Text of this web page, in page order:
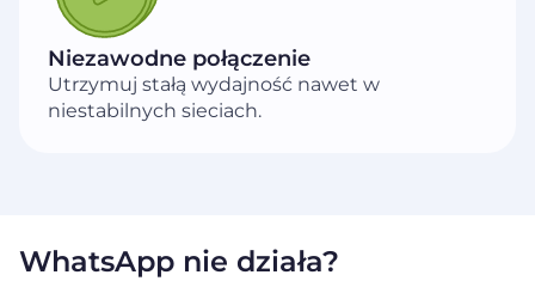
Niezawodne połączenie
Utrzymuj stałą wydajność nawet w
niestabilnych sieciach.
WhatsApp nie działa?